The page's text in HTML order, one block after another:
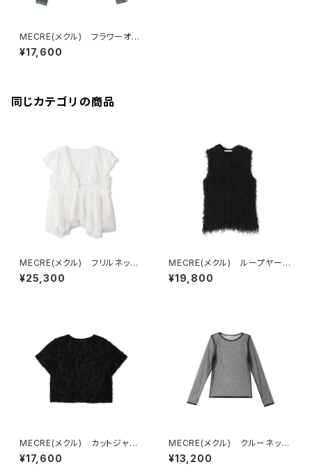
MECRE(メクル) フラワーオパ
ールモックネックプルオーバー
¥17,600
同じカテゴリの商品
MECRE(メクル) フリルネック
フロントホックブラウス
¥25,300
MECRE(メクル) ループヤーン
フリンジニットベスト
¥19,800
MECRE(メクル) カットジャガ
ードプルオーバー
¥17,600
MECRE(メクル) クルーネック
チュールプルオーバー
¥13,200